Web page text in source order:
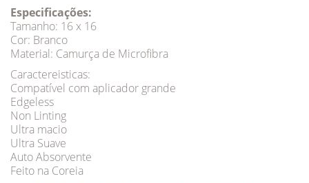
Especificações:
Tamanho: 16 x 16
Cor: Branco
Material: Camurça de Microfibra
Caractereisticas:
Compatível com aplicador grande
Edgeless
Non Linting
Ultra macio
Ultra Suave
Auto Absorvente
Feito na Coreia